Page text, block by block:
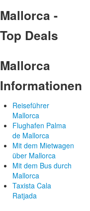
Mallorca -
Top Deals
Mallorca
Informationen
Reiseführer
Mallorca
Flughafen Palma
de Mallorca
Mit dem Mietwagen
über Mallorca
Mit dem Bus durch
Mallorca
Taxista Cala
Ratjada